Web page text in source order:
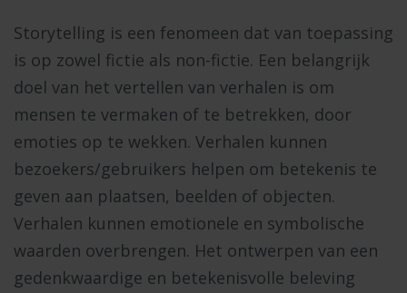
Storytelling is een fenomeen dat van toepassing
is op zowel fictie als non-fictie. Een belangrijk
doel van het vertellen van verhalen is om
mensen te vermaken of te betrekken, door
emoties op te wekken. Verhalen kunnen
bezoekers/gebruikers helpen om betekenis te
geven aan plaatsen, beelden of objecten.
Verhalen kunnen emotionele en symbolische
waarden overbrengen. Het ontwerpen van een
gedenkwaardige en betekenisvolle beleving